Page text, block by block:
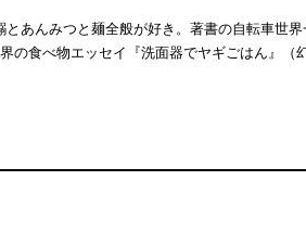
あんみつと麺全般が好き。著書の自転車世
の食べ物エッセイ『洗面器でヤギごはん』（